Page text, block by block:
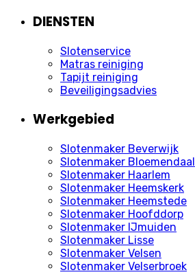
DIENSTEN
Slotenservice
Matras reiniging
Tapijt reiniging
Beveiligingsadvies
Werkgebied
Slotenmaker Beverwijk
Slotenmaker Bloemendaal
Slotenmaker Haarlem
Slotenmaker Heemskerk
Slotenmaker Heemstede
Slotenmaker Hoofddorp
Slotenmaker IJmuiden
Slotenmaker Lisse
Slotenmaker Velsen
Slotenmaker Velserbroek